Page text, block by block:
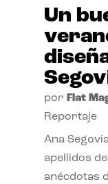
Un
por Flat
Reportaje
Ana
apellidos
anécdotas